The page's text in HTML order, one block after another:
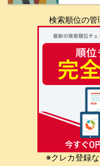
検索順位の管
※クレカ登録